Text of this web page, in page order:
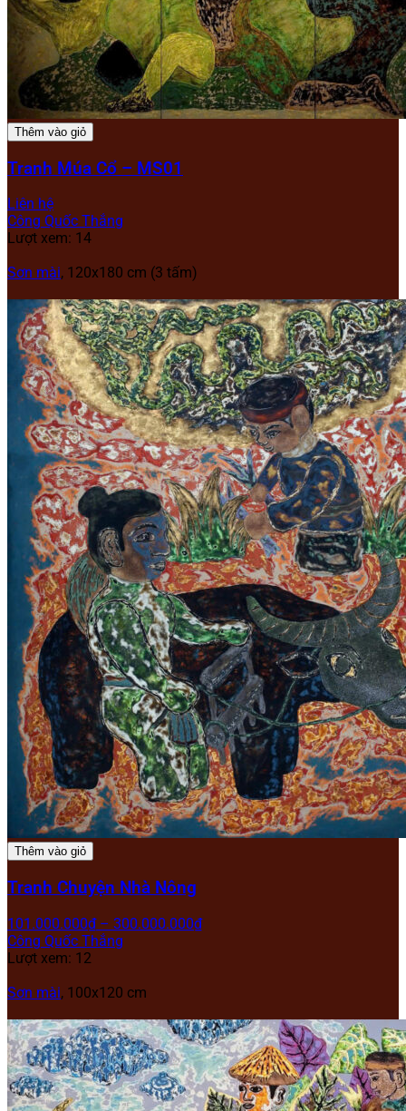
Thêm vào giỏ
Tranh Múa Cổ – MS01
Liên hệ
Công Quốc Thắng
Lượt xem: 14
Sơn mài, 120x180 cm (3 tấm)
Thêm vào giỏ
Tranh Chuyện Nhà Nông
101.000.000₫ – 300.000.000₫
Công Quốc Thắng
Lượt xem: 12
Sơn mài, 100x120 cm